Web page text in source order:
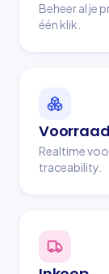
Beheer al je
één klik.
Realtime
traceability.